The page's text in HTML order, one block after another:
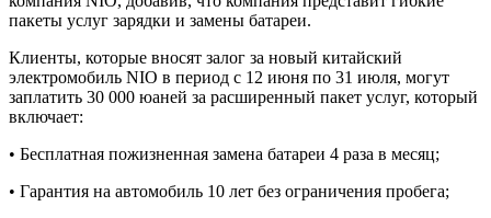
пакеты услуг зарядки и замены батареи.
Клиенты, которые вносят залог за новый китайский
электромобиль NIO в период с 12 июня по 31 июля, могут
заплатить 30 000 юаней за расширенный пакет услуг, который
включает:
• Бесплатная пожизненная замена батареи 4 раза в месяц;
• Гарантия на автомобиль 10 лет без ограничения пробега;